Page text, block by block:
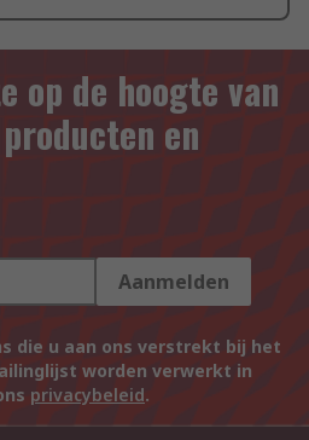
op de hoogte van
en
Aanmelden
die u aan ons verstrekt bij het
worden verwerkt in
privacybeleid.